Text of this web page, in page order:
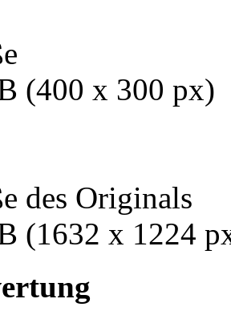
(400 x 300 px)
des Originals
(1632 x 1224